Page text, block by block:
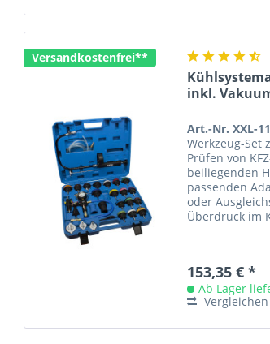
Versandkostenfrei**
inkl.
Art.-Nr. XXL-
Werkzeug-Set
Prüfen von
beiliegenden
passenden
oder
Überdruck im
153,35 € *
Ab Lager
Vergleichen